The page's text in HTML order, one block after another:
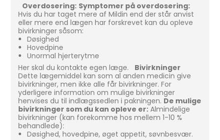
Overdosering: Symptomer på overdosering:
Hvis du har taget mere af Mildin end der står anvist
eller mere end lægen har forskrevet kan du opleve
bivirkninger såsom:
Døsighed
Hovedpine
Unormal hjerterytme
Her skal du kontakte egen læge. Bivirkninger
Dette lægemiddel kan som al anden medicin give
bivirkninger, men ikke alle får bivirkninger. For
yderligere information om mulige bivirkninger
henvises du til indlægssedlen i pakningen. De mulige
bivirkninger som du kan opleve er: Almindelige
bivirkninger (kan forekomme hos mellem 1-10 %
behandlede):
Døsighed, hovedpine, øget appetit, søvnbesvær.